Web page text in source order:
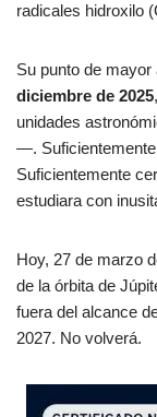
radicales hidroxilo
Su punto de
diciembre de 2025
unidades
—. Suficientemente
Suficientemente
estudiara con
Hoy, 27 de marzo
de la órbita de
fuera del alcance
2027. No volverá.